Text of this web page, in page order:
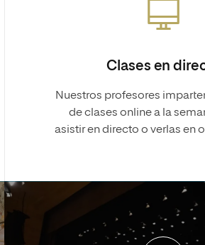
Clases en
Nuestros profesores
de clases online a la
asistir en directo o verlas en